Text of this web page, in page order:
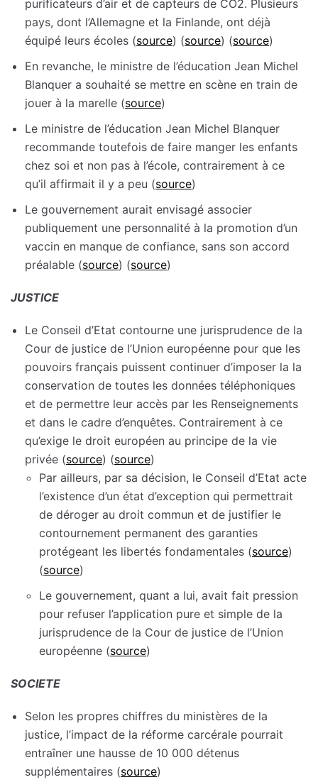
purificateurs d’air et de capteurs de CO2. Plusieurs
pays, dont l’Allemagne et la Finlande, ont déjà
équipé leurs écoles (source) (source) (source)
En revanche, le ministre de l’éducation Jean Michel
Blanquer a souhaité se mettre en scène en train de
jouer à la marelle (source)
Le ministre de l’éducation Jean Michel Blanquer
recommande toutefois de faire manger les enfants
chez soi et non pas à l’école, contrairement à ce
qu’il affirmait il y a peu (source)
Le gouvernement aurait envisagé associer
publiquement une personnalité à la promotion d’un
vaccin en manque de confiance, sans son accord
préalable (source) (source)
JUSTICE
Le Conseil d’Etat contourne une jurisprudence de la
Cour de justice de l’Union européenne pour que les
pouvoirs français puissent continuer d’imposer la la
conservation de toutes les données téléphoniques
et de permettre leur accès par les Renseignements
et dans le cadre d’enquêtes. Contrairement à ce
qu’exige le droit européen au principe de la vie
privée (source) (source)
Par ailleurs, par sa décision, le Conseil d’Etat acte
l’existence d’un état d’exception qui permettrait
de déroger au droit commun et de justifier le
contournement permanent des garanties
protégeant les libertés fondamentales (source)
(source)
Le gouvernement, quant a lui, avait fait pression
pour refuser l’application pure et simple de la
jurisprudence de la Cour de justice de l’Union
européenne (source)
SOCIETE
Selon les propres chiffres du ministères de la
justice, l’impact de la réforme carcérale pourrait
entraîner une hausse de 10 000 détenus
supplémentaires (source)